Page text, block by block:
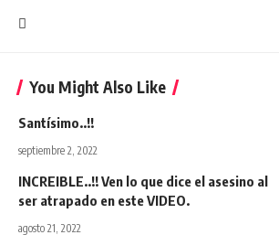
You Might Also Like
Santísimo..!!
septiembre 2, 2022
INCREIBLE..!! Ven lo que dice el asesino al
ser atrapado en este VIDEO.
agosto 21, 2022